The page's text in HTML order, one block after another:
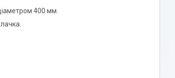
400 мм.